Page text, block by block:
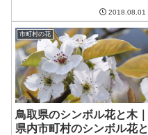
在15市10町1村、合計26の市町村
があり、それぞれの市町村のシ
ンボル花とシンボル木も一覧に
纏めました。
2018.08.01
市町村の花
鳥取県のシンボル花と木｜
県内市町村のシンボル花と